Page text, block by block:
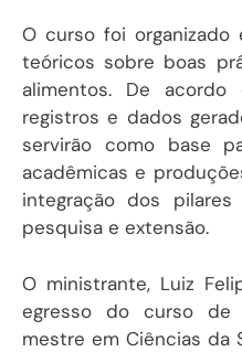
O curso foi
teóricos sobre boas
alimentos. De
registros e dados
servirão como base
acadêmicas e
integração dos
pesquisa e extensão.
O ministrante, Luiz
egresso do curso de
mestre em Ciências da